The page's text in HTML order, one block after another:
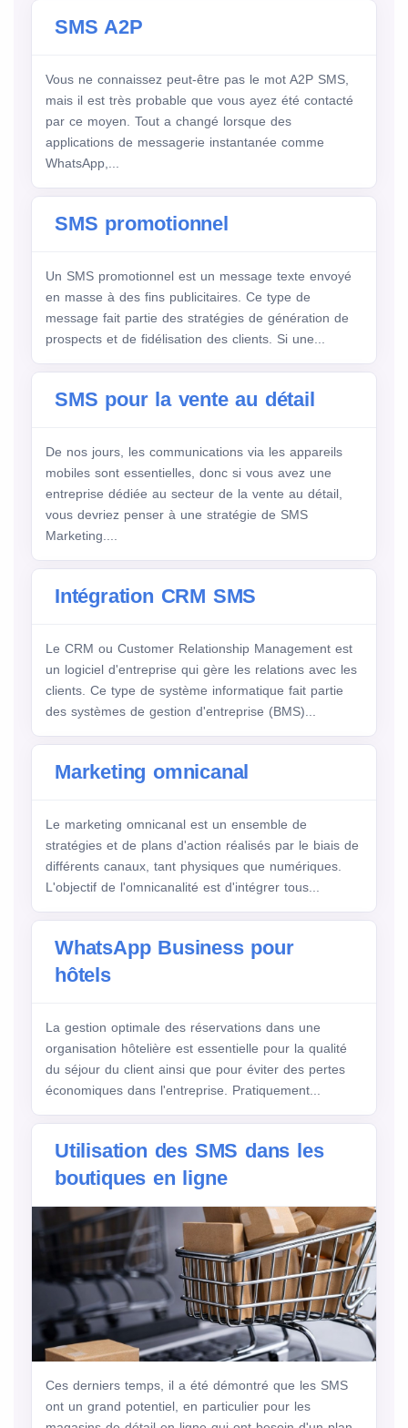
SMS A2P
Vous ne connaissez peut-être pas le mot A2P SMS,
mais il est très probable que vous ayez été contacté
par ce moyen. Tout a changé lorsque des
applications de messagerie instantanée comme
WhatsApp,...
SMS promotionnel
Un SMS promotionnel est un message texte envoyé
en masse à des fins publicitaires. Ce type de
message fait partie des stratégies de génération de
prospects et de fidélisation des clients. Si une...
SMS pour la vente au détail
De nos jours, les communications via les appareils
mobiles sont essentielles, donc si vous avez une
entreprise dédiée au secteur de la vente au détail,
vous devriez penser à une stratégie de SMS
Marketing....
Intégration CRM SMS
Le CRM ou Customer Relationship Management est
un logiciel d'entreprise qui gère les relations avec les
clients. Ce type de système informatique fait partie
des systèmes de gestion d'entreprise (BMS)...
Marketing omnicanal
Le marketing omnicanal est un ensemble de
stratégies et de plans d'action réalisés par le biais de
différents canaux, tant physiques que numériques.
L'objectif de l'omnicanalité est d'intégrer tous...
WhatsApp Business pour
hôtels
La gestion optimale des réservations dans une
organisation hôtelière est essentielle pour la qualité
du séjour du client ainsi que pour éviter des pertes
économiques dans l'entreprise. Pratiquement...
Utilisation des SMS dans les
boutiques en ligne
Ces derniers temps, il a été démontré que les SMS
ont un grand potentiel, en particulier pour les